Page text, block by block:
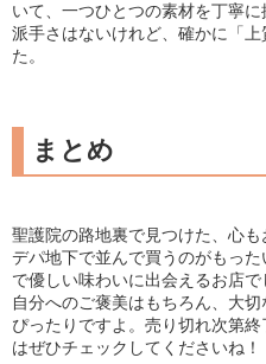
いて、一つひとつの素材を丁寧に
派手さはないけれど、確かに「
た。
まとめ
聖護院の路地裏で見つけた、心も
デパ地下で並んで買うのがもっ
で優しい味わいに出会えるお店で
自分へのご褒美はもちろん、大
ぴったりですよ。売り切れ次第
はぜひチェックしてくださいね！